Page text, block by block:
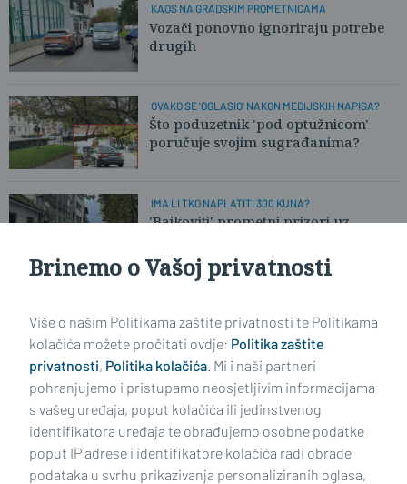
KAOS NA GRADSKIM PROMETNICAMA
Vozači ponovno ignoriraju potrebe
drugih
OVAKO SE 'OGLASIO' NAKON MEDIJSKIH NAPISA?
Što poduzetnik 'pod optužnicom'
poručuje svojim sugrađanima?
IMA LI TKO NAPLATITI 300 KUNA?
'Bajkoviti' prometni prizori uz
Svaki dan isto, a reakcije nadležnih -
nema
Brinemo o Vašoj privatnosti
Više o našim Politikama zaštite privatnosti te Politikama
kolačića možete pročitati ovdje: Politika zaštite
privatnosti, Politika kolačića. Mi i naši partneri
pohranjujemo i pristupamo neosjetljivim informacijama
s vašeg uređaja, poput kolačića ili jedinstvenog
identifikatora uređaja te obrađujemo osobne podatke
poput IP adrese i identifikatore kolačića radi obrade
podataka u svrhu prikazivanja personaliziranih oglasa,